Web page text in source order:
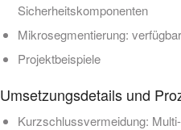
Sicherheitskomponenten
Mikrosegmentierung:
Projektbeispiele
Umsetzungsdetails und
Kurzschlussvermeidung: